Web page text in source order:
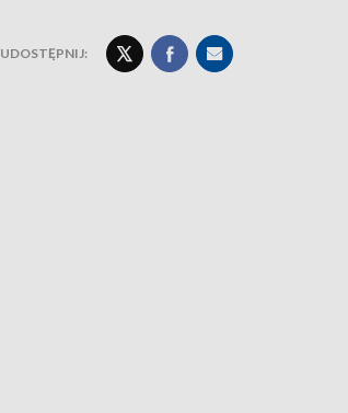
UDOSTĘPNIJ: